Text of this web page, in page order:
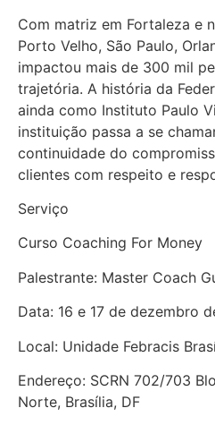
Com matriz em Fortaleza e
Porto Velho, São Paulo,
impactou mais de 300 mil
trajetória. A história da
ainda como Instituto Paulo
instituição passa a se
continuidade do
clientes com respeito e
Serviço
Curso Coaching For Money
Palestrante: Master Coach
Data: 16 e 17 de dezembro
Local: Unidade Febracis
Endereço: SCRN 702/703
Norte, Brasília, DF